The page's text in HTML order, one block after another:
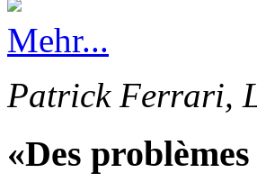
Mehr...
Patrick Ferrari,
«Des